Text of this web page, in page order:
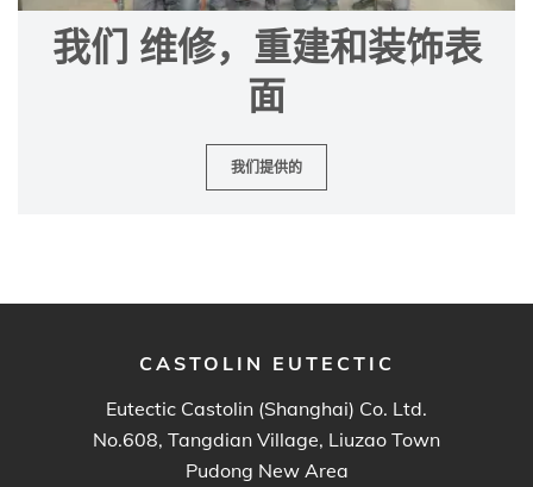
我们 维修，重建和装饰表
面
我们提供的
CASTOLIN EUTECTIC
Eutectic Castolin (Shanghai) Co. Ltd.
No.608, Tangdian Village, Liuzao Town
Pudong New Area